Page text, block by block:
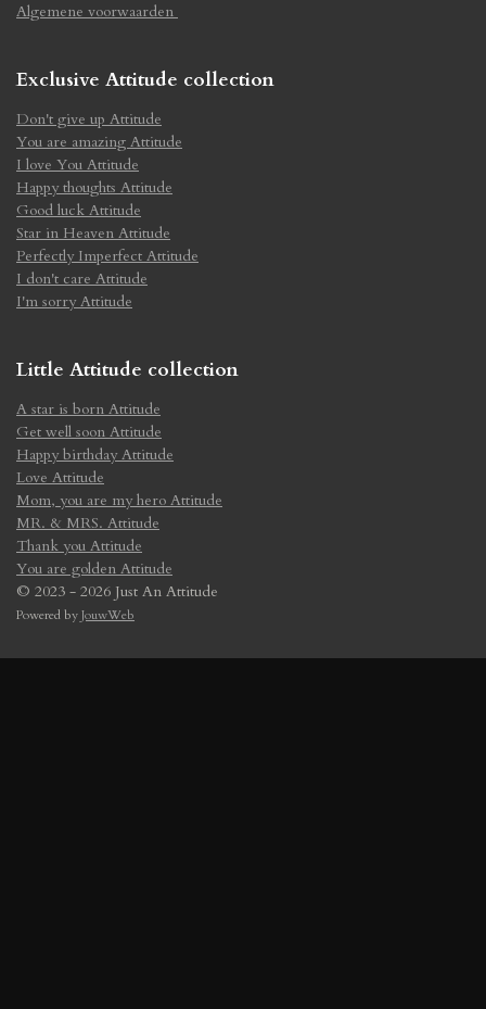
Algemene voorwaarden
Exclusive Attitude collection
Don't give up Attitude
You are amazing Attitude
I love You Attitude
Happy thoughts Attitude
Good luck Attitude
Star in Heaven Attitude
Perfectly Imperfect Attitude
I don't care Attitude
I'm sorry Attitude
Little Attitude collection
A star is born Attitude
Get well soon Attitude
Happy birthday Attitude
Love Attitude
Mom, you are my hero Attitude
MR. & MRS. Attitude
Thank you Attitude
You are golden Attitude
© 2023 - 2026 Just An Attitude
Powered byJouwWeb